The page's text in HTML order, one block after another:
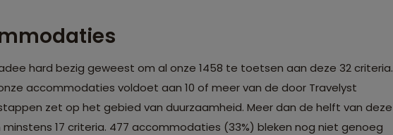
hard bezig geweest om al onze 1458 te toetsen aan deze 32 criteria.
accommodaties voldoet aan 10 of meer van de door Travelyst
zet op het gebied van duurzaamheid. Meer dan de helft van deze
17 criteria. 477 accommodaties (33%) bleken nog niet genoeg